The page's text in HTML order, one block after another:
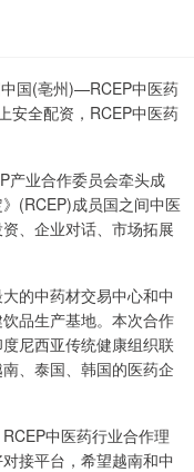
国(亳州)—RCEP中医药
安全配资，RCEP中医药
业合作委员会牵头成
(RCEP)成员国之间中医
、企业对话、市场拓展
的中药材交易中心和中
品生产基地。本次合作
尼西亚传统健康组织联
、泰国、韩国的医药企
中医药行业合作理
接平台，希望越南和中